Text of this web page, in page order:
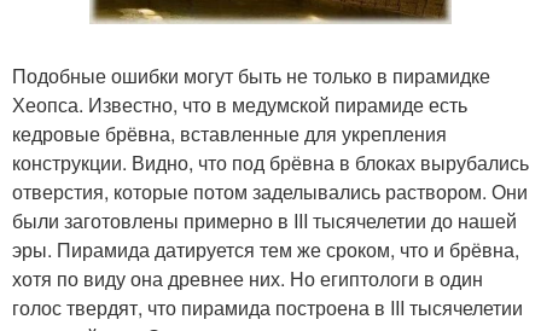
Подобные ошибки могут быть не только в пирамидке
Хеопса. Известно, что в медумской пирамиде есть
кедровые брёвна, вставленные для укрепления
конструкции. Видно, что под брёвна в блоках вырубались
отверстия, которые потом заделывались раствором. Они
были заготовлены примерно в III тысячелетии до нашей
эры. Пирамида датируется тем же сроком, что и брёвна,
хотя по виду она древнее них. Но египтологи в один
голос твердят, что пирамида построена в III тысячелетии